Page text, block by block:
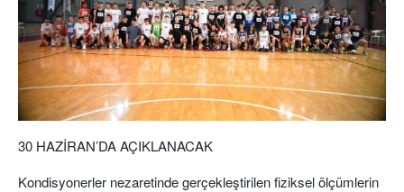
30 HAZİRAN’DA AÇIKLANACAK
Kondisyonerler nezaretinde gerçekleştirilen fiziksel ölçümlerin